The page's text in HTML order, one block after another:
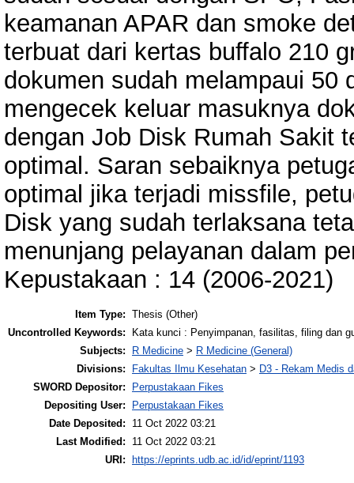
keamanan APAR dan smoke
terbuat dari kertas buffalo 210
dokumen sudah melampaui 50
mengecek keluar masuknya
dengan Job Disk Rumah Sakit
optimal. Saran sebaiknya
optimal jika terjadi missfile,
Disk yang sudah terlaksana
menunjang pelayanan dalam
Kepustakaan : 14 (2006-2021)
Item Type: Thesis (Other)
Uncontrolled Keywords:
Kata kunci : Penyimpanan, fasilitas, filing dan
Subjects:
R Medicine > R Medicine (General)
Divisions:
Fakultas Ilmu Kesehatan > D3 - Rekam Medis
SWORD Depositor:
Perpustakaan Fikes
Depositing User:
Perpustakaan Fikes
Date Deposited:
11 Oct 2022 03:21
Last Modified:
11 Oct 2022 03:21
URI:
https://eprints.udb.ac.id/id/eprint/1193